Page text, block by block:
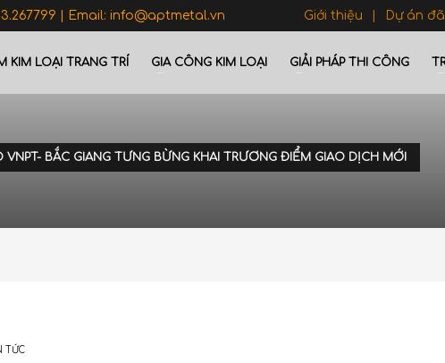
| Email: info@aptmetal.vn Giới thiệu Dự án
KIM LOẠI TRANG TRÍ GIA CÔNG KIM LOẠI GIẢI PHÁP THI CÔNG
VNPT- BẮC GIANG TƯNG BỪNG KHAI TRƯƠNG ĐIỂM GIAO DỊCH MỚI
TỨC